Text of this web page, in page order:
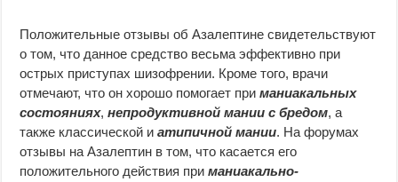
Положительные отзывы об Азалептине свидетельствуют
о том, что данное средство весьма эффективно при
острых приступах шизофрении. Кроме того, врачи
отмечают, что он хорошо помогает приманиакальных
состояниях,непродуктивной мании с бредом, а
также классической иатипичной мании. На форумах
отзывы на Азалептин в том, что касается его
положительного действия приманиакально-